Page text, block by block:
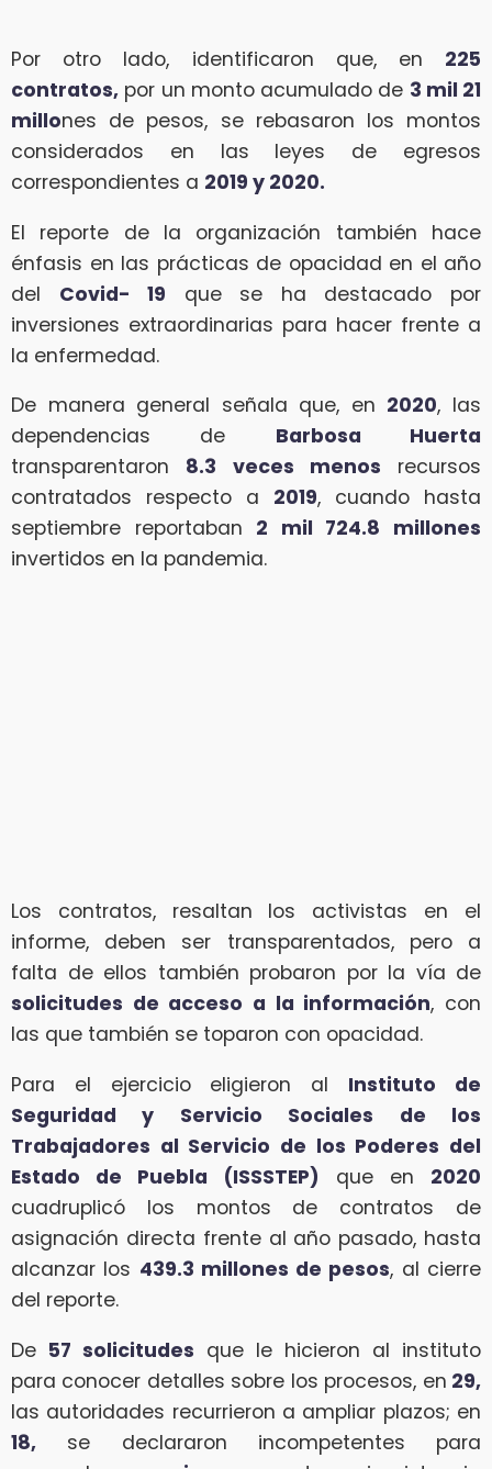
Por otro lado, identificaron que, en 225
contratos, por un monto acumulado de 3 mil 21
millones de pesos, se rebasaron los montos
considerados en las leyes de egresos
correspondientes a 2019 y 2020.
El reporte de la organización también hace
énfasis en las prácticas de opacidad en el año
del Covid- 19 que se ha destacado por
inversiones extraordinarias para hacer frente a
la enfermedad.
De manera general señala que, en 2020, las
dependencias de Barbosa Huerta
transparentaron 8.3 veces menos recursos
contratados respecto a 2019, cuando hasta
septiembre reportaban 2 mil 724.8 millones
invertidos en la pandemia.
Los contratos, resaltan los activistas en el
informe, deben ser transparentados, pero a
falta de ellos también probaron por la vía de
solicitudes de acceso a la información, con
las que también se toparon con opacidad.
Para el ejercicio eligieron al Instituto de
Seguridad y Servicio Sociales de los
Trabajadores al Servicio de los Poderes del
Estado de Puebla (ISSSTEP) que en 2020
cuadruplicó los montos de contratos de
asignación directa frente al año pasado, hasta
alcanzar los 439.3 millones de pesos, al cierre
del reporte.
De 57 solicitudes que le hicieron al instituto
para conocer detalles sobre los procesos, en 29,
las autoridades recurrieron a ampliar plazos; en
18, se declararon incompetentes para